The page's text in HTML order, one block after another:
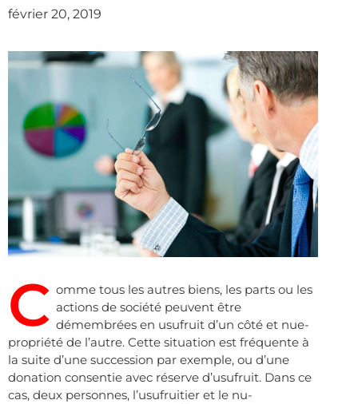
février 20, 2019
C omme tous les autres biens, les parts ou les
actions de société peuvent être
démembrées en usufruit d’un côté et nue-
propriété de l’autre. Cette situation est fréquente à
la suite d’une succession par exemple, ou d’une
donation consentie avec réserve d’usufruit. Dans ce
cas, deux personnes, l’usufruitier et le nu-